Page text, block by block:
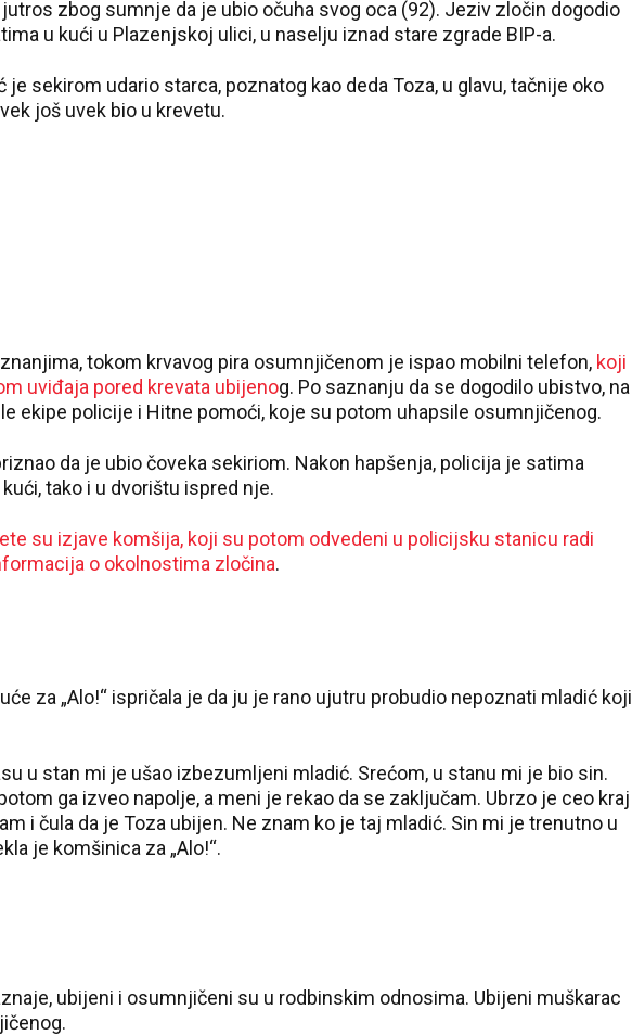
zbog sumnje da je ubio očuha svog oca (92). Jeziv zločin dogodio
u kući u Plazenjskoj ulici, u naselju iznad stare zgrade BIP-a.
je sekirom udario starca, poznatog kao deda Toza, u glavu, tačnije oko
još uvek bio u krevetu.
tokom krvavog pira osumnjičenom je ispao mobilni telefon, koji
uviđaja pored krevata ubijenog. Po saznanju da se dogodilo ubistvo, na
ekipe policije i Hitne pomoći, koje su potom uhapsile osumnjičenog.
da je ubio čoveka sekiriom. Nakon hapšenja, policija je satima
tako i u dvorištu ispred nje.
su izjave komšija, koji su potom odvedeni u policijsku stanicu radi
o okolnostima zločina.
za „Alo!“ ispričala je da ju je rano ujutru probudio nepoznati mladić koji
u stan mi je ušao izbezumljeni mladić. Srećom, u stanu mi je bio sin.
ga izveo napolje, a meni je rekao da se zaključam. Ubrzo je ceo kraj
i čula da je Toza ubijen. Ne znam ko je taj mladić. Sin mi je trenutno u
je komšinica za „Alo!“.
ubijeni i osumnjičeni su u rodbinskim odnosima. Ubijeni muškarac